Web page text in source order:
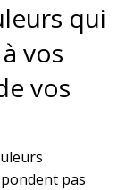
qui
vos
vos
pas